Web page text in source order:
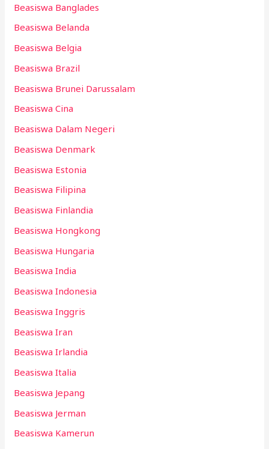
Beasiswa Banglades
Beasiswa Belanda
Beasiswa Belgia
Beasiswa Brazil
Beasiswa Brunei Darussalam
Beasiswa Cina
Beasiswa Dalam Negeri
Beasiswa Denmark
Beasiswa Estonia
Beasiswa Filipina
Beasiswa Finlandia
Beasiswa Hongkong
Beasiswa Hungaria
Beasiswa India
Beasiswa Indonesia
Beasiswa Inggris
Beasiswa Iran
Beasiswa Irlandia
Beasiswa Italia
Beasiswa Jepang
Beasiswa Jerman
Beasiswa Kamerun